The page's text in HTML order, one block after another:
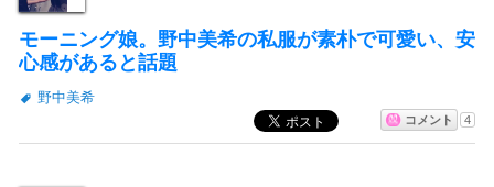
モーニング娘。野中美希の私服が素朴で可愛い、安
心感があると話題
野中美希
コメント 4